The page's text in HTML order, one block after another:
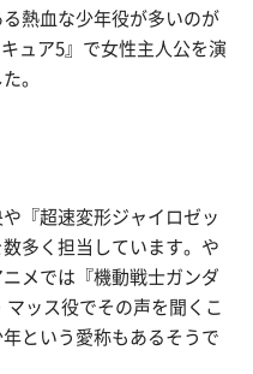
熱血な少年役が多いのが
ュア5』で女性主人公を演
。
『超速変形ジャイロゼッ
多く担当しています。や
メでは『機動戦士ガンダ
ッス役でその声を聞くこ
という愛称もあるそうで